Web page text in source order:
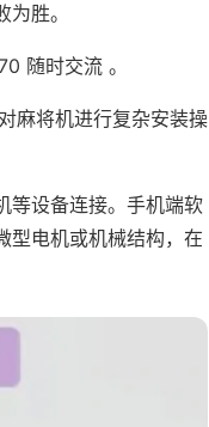
胜。
随时交流 。
麻将机进行复杂安装操
等设备连接。手机端软
型电机或机械结构，在